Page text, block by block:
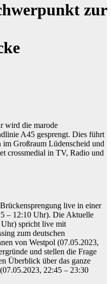
zur
wird die marode
A45 gesprengt. Dies führt
Großraum Lüdenscheid und
crossmedial in TV, Radio und
live in einer
– 12:10 Uhr). Die Aktuelle
spricht live mit
zum deutschen
von Westpol (07.05.2023,
und stellen die Frage
Überblick über das ganze
22:45 – 23:30